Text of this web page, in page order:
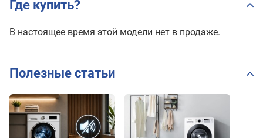
Где купить?
В настоящее время этой модели нет в продаже.
Полезные статьи